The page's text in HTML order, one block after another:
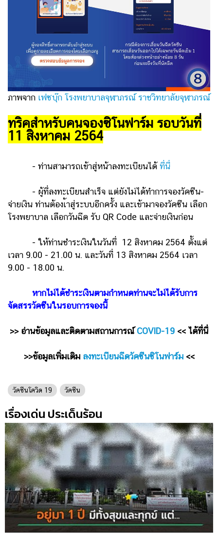
ภาพจาก เฟซบุ๊ก โรงพยาบาลจุฬาภรณ์ ราชวิทยาลัยจุฬาภรณ์
ทริคสำหรับคนจองซิโนฟาร์ม รอบวันที่
11 สิงหาคม 2564
- ท่านสามารถเข้าสู่หน้าลงทะเบียนได้ ที่นี่
- ผู้ที่ลงทะเบียนสำเร็จ แต่ยังไม่ได้ทำการจองวัคซีน-
จ่ายเงิน ท่านต้องเ้าสู่ระบบอีกครั้ง และเข้ามาจองวัคซีน เลือก
โรงพยาบาล เลือกวันฉีด รับ QR Code และจ่ายเงินก่อน
- ให้ท่านชำระเงินในวันที่ 12 สิงหาคม 2564 ตั้งแต่
เวลา 9.00 - 21.00 น. และวันที่ 13 สิงหาคม 2564 เวลา
9.00 - 18.00 น.
หากไม่ได้ชำระเงินตามกำหนดท่านจะไม่ได้รับการ
จัดสรรวัคซีนในรอบการจองนี้
>> อ่านข้อมูลและติดตามสถานการณ์COVID-19 << ได้ที่นี่
>>ข้อมูลเพิ่มเติม ลงทะเบียนฉีดวัคซีนซิโนฟาร์ม<<
วัคซีนโควิด 19 วัคซีน
เรื่องเด่น ประเด็นร้อน